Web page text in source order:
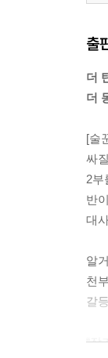
출
더
더
[술
싸
2부
반
대
알
천
갈
“작